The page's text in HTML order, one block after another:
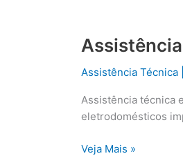
Assistência Técnica
Assistência técnica
eletrodomésticos
Assistência
eletrodomésticos
de
Parnaíba
Veja Mais »